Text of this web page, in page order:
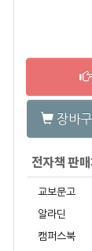
장바구
교보문고
알라딘
캠퍼스북